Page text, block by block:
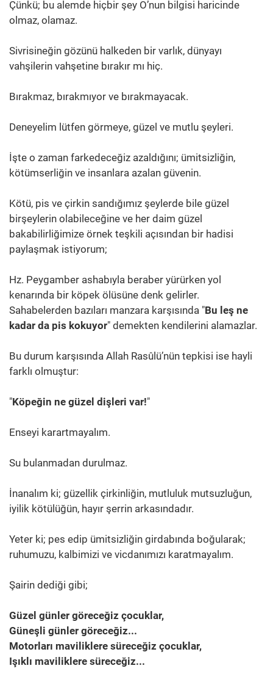
Çünkü; bu alemde hiçbir şey O’nun bilgisi haricinde
olmaz, olamaz.
Sivrisineğin gözünü halkeden bir varlık, dünyayı
vahşilerin vahşetine bırakır mı hiç.
Bırakmaz, bırakmıyor ve bırakmayacak.
Deneyelim lütfen görmeye, güzel ve mutlu şeyleri.
İşte o zaman farkedeceğiz azaldığını; ümitsizliğin,
kötümserliğin ve insanlara azalan güvenin.
Kötü, pis ve çirkin sandığımız şeylerde bile güzel
birşeylerin olabileceğine ve her daim güzel
bakabilirliğimize örnek teşkili açısından bir hadisi
paylaşmak istiyorum;
Hz. Peygamber ashabıyla beraber yürürken yol
kenarında bir köpek ölüsüne denk gelirler.
Sahabelerden bazıları manzara karşısında "Bu leş ne
kadar da pis kokuyor" demekten kendilerini alamazlar.
Bu durum karşısında Allah Rasûlü’nün tepkisi ise hayli
farklı olmuştur:
"Köpeğin ne güzel dişleri var!"
Enseyi karartmayalım.
Su bulanmadan durulmaz.
İnanalım ki; güzellik çirkinliğin, mutluluk mutsuzluğun,
iyilik kötülüğün, hayır şerrin arkasındadır.
Yeter ki; pes edip ümitsizliğin girdabında boğularak;
ruhumuzu, kalbimizi ve vicdanımızı karatmayalım.
Şairin dediği gibi;
Güzel günler göreceğiz çocuklar,
Güneşli günler göreceğiz...
Motorları maviliklere süreceğiz çocuklar,
Işıklı maviliklere süreceğiz...